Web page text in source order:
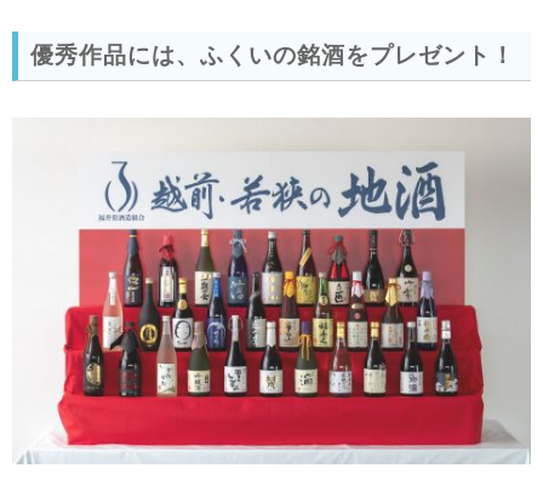
優秀作品には、ふくいの銘酒をプレゼント！